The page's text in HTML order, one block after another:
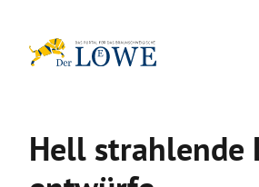
Inhalt
Hell strah­lende